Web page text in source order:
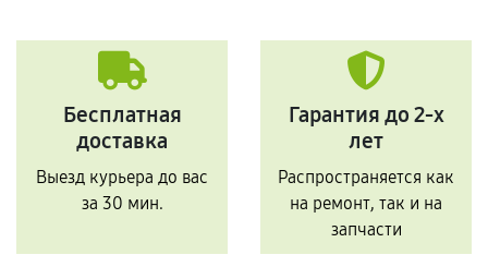
Бесплатная
доставка
Выезд курьера до вас
за 30 мин.
Гарантия до 2-х
лет
Распространяется как
на ремонт, так и на
запчасти